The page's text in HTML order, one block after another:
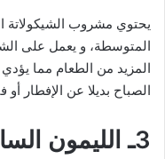
يحتوي مشروب الشيكولاتة
المتوسطة، و يعمل على
المزيد من الطعام مما
الصباح بديلا عن الإفطار
3ـ الليمون الساخن